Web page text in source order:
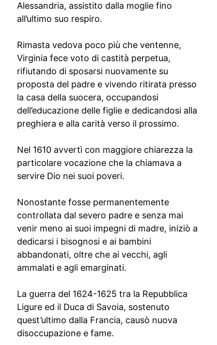
Alessandria, assistito dalla moglie fino
all’ultimo suo respiro.
Rimasta vedova poco più che ventenne,
Virginia fece voto di castità perpetua,
rifiutando di sposarsi nuovamente su
proposta del padre e vivendo ritirata presso
la casa della suocera, occupandosi
dell’educazione delle figlie e dedicandosi alla
preghiera e alla carità verso il prossimo.
Nel 1610 avvertì con maggiore chiarezza la
particolare vocazione che la chiamava a
servire Dio nei suoi poveri.
Nonostante fosse permanentemente
controllata dal severo padre e senza mai
venir meno ai suoi impegni di madre, iniziò a
dedicarsi i bisognosi e ai bambini
abbandonati, oltre che ai vecchi, agli
ammalati e agli emarginati.
La guerra del 1624-1625 tra la Repubblica
Ligure ed il Duca di Savoia, sostenuto
quest’ultimo dalla Francia, causò nuova
disoccupazione e fame.